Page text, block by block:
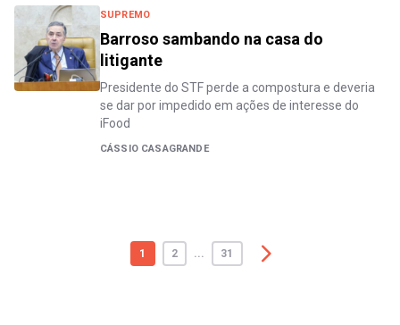
SUPREMO
Barroso sambando na casa do
litigante
Presidente do STF perde a compostura e deveria
se dar por impedido em ações de interesse do
iFood
CÁSSIO CASAGRANDE
1 2 ... 31